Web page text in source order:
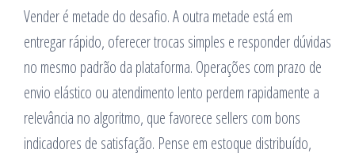
Vender é metade do desafio. A outra metade está em
entregar rápido, oferecer trocas simples e responder dúvidas
no mesmo padrão da plataforma. Operações com prazo de
envio elástico ou atendimento lento perdem rapidamente a
relevância no algoritmo, que favorece sellers com bons
indicadores de satisfação. Pense em estoque distribuído,